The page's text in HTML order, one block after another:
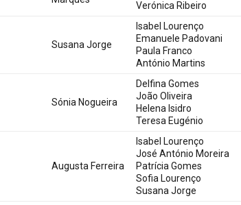
Verónica Ribeiro
Susana Jorge
Isabel Lourenço
Emanuele Padovani
Paula Franco
António Martins
Sónia Nogueira
Delfina Gomes
João Oliveira
Helena Isidro
Teresa Eugénio
Augusta Ferreira
Isabel Lourenço
José António Moreira
Patrícia Gomes
Sofia Lourenço
Susana Jorge